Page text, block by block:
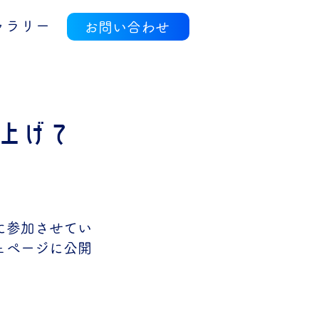
ラリー お問い合わせ
げて
参加させてい
ページに公開